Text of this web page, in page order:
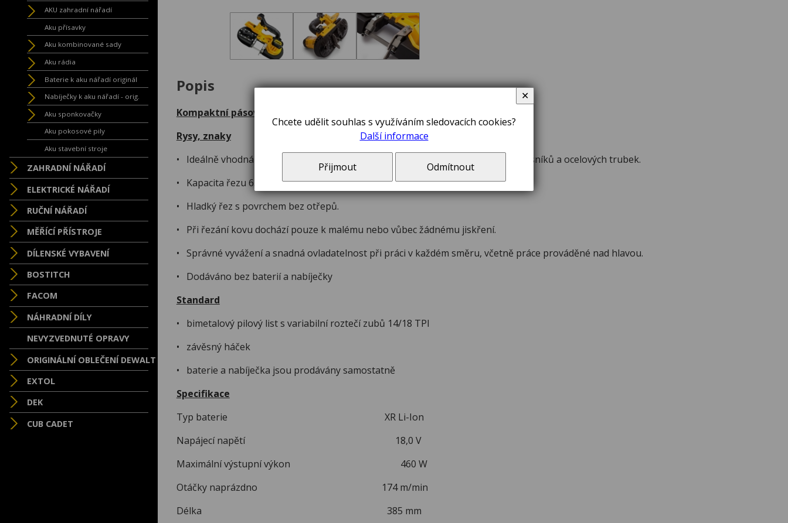
AKU zahradní nářadí
Aku přísavky
Aku kombinované sady
Aku rádia
Baterie k aku nářadí originál
Nabíječky k aku nářadí - orig.
Aku sponkovačky
Aku pokosové pily
Aku stavební stroje
ZAHRADNÍ NÁŘADÍ
ELEKTRICKÉ NÁŘADÍ
RUČNÍ NÁŘADÍ
MĚŘÍCÍ PŘÍSTROJE
DÍLENSKÉ VYBAVENÍ
BOSTITCH
FACOM
NÁHRADNÍ DÍLY
NEVYZVEDNUTÉ OPRAVY
ORIGINÁLNÍ OBLEČENÍ DEWALT
EXTOL
DEK
CUB CADET
Popis
Kompaktní pásová pila 18 V XR Li-Ion – DCS371N
Rysy, znaky
• Ideálně vhodná pro délkové řezy kovových obrobků, včetně závitových tyčí, nosníků a ocelových trubek.
• Kapacita řezu 63 mm umožňuje řezání trubek až do průměru 50 mm nebo 2".
• Hladký řez s povrchem bez otřepů.
• Při řezání kovu dochází pouze k malému nebo vůbec žádnému jiskření.
• Správné vyvážení a snadná ovladatelnost při práci v každém směru, včetně práce prováděné nad hlavou.
• Dodáváno bez baterií a nabíječky
Standard
• bimetalový pilový list s variabilní roztečí zubů 14/18 TPI
• závěsný háček
• baterie a nabíječka jsou prodávány samostatně
Specifikace
Typ baterie XR Li-Ion
Napájecí napětí 18,0 V
Maximální výstupní výkon 460 W
Otáčky naprázdno 174 m/min
Délka 385 mm
Chcete udělit souhlas s využíváním sledovacích cookies?
Další informace
Přijmout Odmítnout
✕